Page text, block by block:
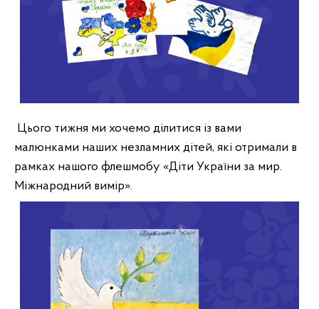
Цього тижня ми хочемо ділитися із вами
малюнками наших незламних дітей, які отримали в
рамках нашого флешмобу «Діти України за мир.
Міжнародний вимір».